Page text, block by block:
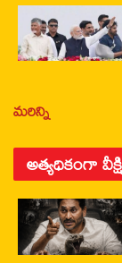
మరిన్ని
అత్యధికంగా